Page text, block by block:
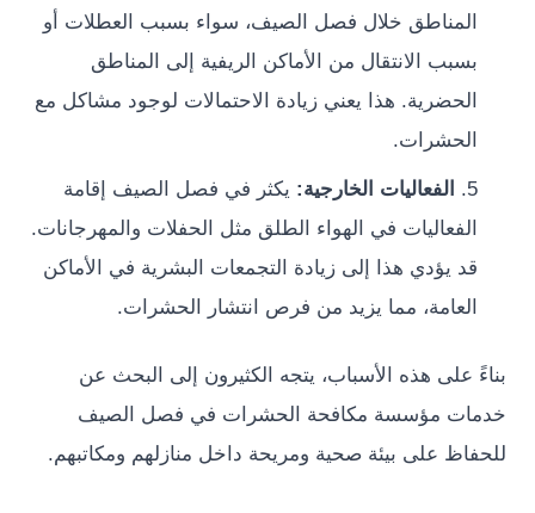
خلال فصل الصيف، سواء بسبب العطلات أو
الانتقال من الأماكن الريفية إلى المناطق
هذا يعني زيادة الاحتمالات لوجود مشاكل مع
الفعاليات الخارجية: يكثر في فصل الصيف إقامة
في الهواء الطلق مثل الحفلات والمهرجانات.
يؤدي هذا إلى زيادة التجمعات البشرية في الأماكن
مما يزيد من فرص انتشار الحشرات.
هذه الأسباب، يتجه الكثيرون إلى البحث عن
مؤسسة مكافحة الحشرات في فصل الصيف
على بيئة صحية ومريحة داخل منازلهم ومكاتبهم.